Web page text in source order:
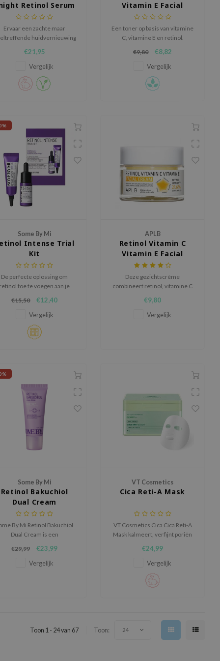
Retinol Serum
Ervaar een zachte maar
huidvernieuwing
Rice Night Knight Retinol
Serum, speciaal ontwikkeld
voor de gevoelige huid.
€21,95
Vergelijk
Vitamin E Facial
Toner
Een toner op basis van vitamine
C, vitamine E en retinol.
€9,80
€8,82
Vergelijk
Some By Mi
Intense Trial
Kit
De perfecte oplossing om
retinol toe te voegen aan je
€15,50 €12,40
Vergelijk
APLB
Retinol Vitamin C
Vitamin E Facial
Cream
Deze gezichtscrème
combineert retinol, vitamine C
verhelderen, te beschermen en
tekenen van veroudering te
€9,80
Vergelijk
Some By Mi
Retinol Bakuchiol
Dual Cream
By Mi Retinol Bakuchiol
Dual Cream is een
en bakuchiol combineert
de huid te verstevigen, fijne
€29,99 €23,99
Vergelijk
VT Cosmetics
Cica Reti-A Mask
VT Cosmetics Cica Cica Reti-A
Mask kalmeert, verfijnt poriën
Retinol en bakuchiol verbeteren
stevigheid en collageen. Een
zachte maar effectieve masker
voor een gladdere, elastische
€24,99
Vergelijk
Toon 1 - 24 van 67 Toon: 24